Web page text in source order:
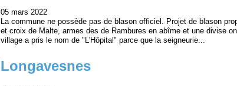
05 mars 2022
La commune ne possède pas de blason officiel. Projet de blason
et croix de Malte, armes des de Rambures en abîme et une divise
village a pris le nom de "L'Hôpital" parce que la seigneurie...
Longavesnes